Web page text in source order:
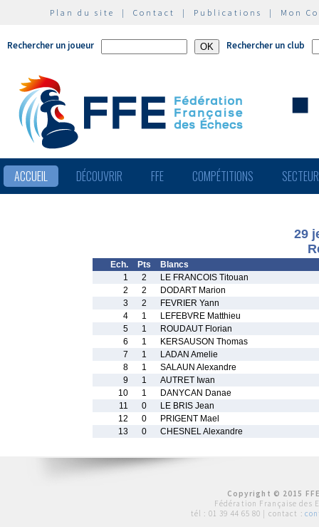
Plan du site | Contact | Publications | Mon
Rechercher un joueur Rechercher un club
ACCUEIL DÉCOUVRIR FFE COMPÉTITIONS
29
Ech. Pts
Blancs
1
2
LE FRANCOIS Titouan
2
2
DODART Marion
3
2
FEVRIER Yann
4
1
LEFEBVRE Matthieu
5
1
ROUDAUT Florian
6
1
KERSAUSON Thomas
7
1
LADAN Amelie
8
1
SALAUN Alexandre
9
1
AUTRET Iwan
10
1
DANYCAN Danae
11
0
LE BRIS Jean
12
0
PRIGENT Mael
13
0 CHESNEL Alexandre
Copyright © 2015
Fédération Française des
tél : 01 39 44 65 80 | contact :